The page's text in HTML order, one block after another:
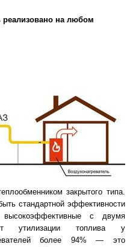
реализовано на любом
закрытого типа.
стандартной эффективности
с двумя
утилизации топлива у
более 94% — это